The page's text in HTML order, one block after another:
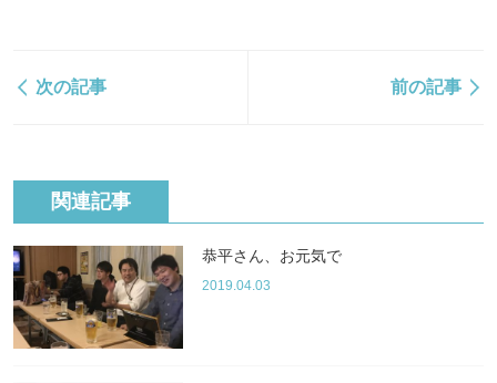
次の記事 前の記事
関連記事
恭平さん、お元気で
2019.04.03